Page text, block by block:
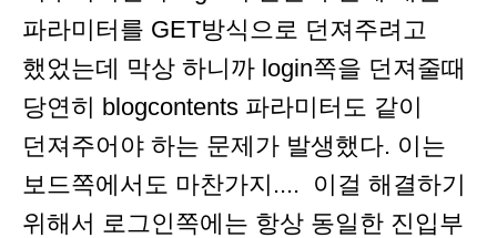
파라미터를 GET방식으로 던져주려고
했었는데 막상 하니까 login쪽을 던져줄때
당연히 blogcontents 파라미터도 같이
던져주어야 하는 문제가 발생했다. 이는
보드쪽에서도 마찬가지.... 이걸 해결하기
위해서 로그인쪽에는 항상 동일한 진입부